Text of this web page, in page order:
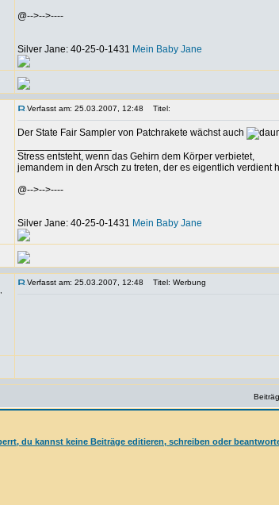
@-->-->----
Silver Jane: 40-25-0-1431 Mein Baby Jane
Verfasst am: 25.03.2007, 12:48 Titel:
Der State Fair Sampler von Patchrakete wächst auch
Stress entsteht, wenn das Gehirn dem Körper verbietet,
jemandem in den Arsch zu treten, der es eigentlich verdient
@-->-->----
Silver Jane: 40-25-0-1431 Mein Baby Jane
Verfasst am: 25.03.2007, 12:48 Titel: Werbung